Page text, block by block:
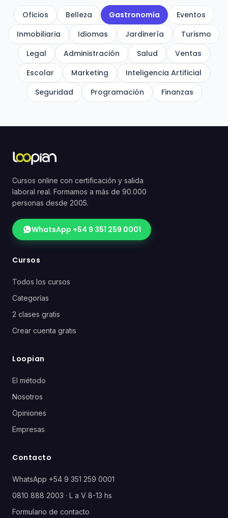
Oficios Belleza Gastronomía
Eventos
Inmobiliaria
Idiomas Jardinería
Turismo
Legal
Administración Salud
Ventas
Escolar
Marketing
Inteligencia Artificial
Seguridad
Programación Finanzas
Cursos online con certificación y salida
laboral real. Formamos a más de 90.000
personas desde 2005.
WhatsApp +54 9 351 259 0001
Cursos
Todos los cursos
Categorías
2 clases gratis
Crear cuenta gratis
Loopian
El método
Nosotros
Opiniones
Empresas
Contacto
WhatsApp +54 9 351 259 0001
0810 888 2003 · L a V 8-13 hs
Formulario de contacto